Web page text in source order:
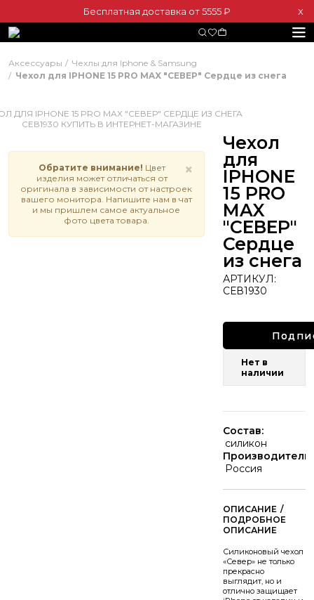
Бесплатная доставка от 5555 ₽ Х
Аксессуары
Чехлы для Iphone & Samsung
Чехол для IPHONE 15 PRO MAX "СЕВЕР" Сердце из снега
×
Обратите внимание! Цвет
изделия может отличаться от
оригинала в зависимости от настроек
вашего монитора. Напишите нам в чат
и мы пришлем самое актуальное
фото цвета товара.
Чехол
для
IPHONE
15 PRO
MAX
"СЕВЕР"
Сердце
из снега
АРТИКУЛ:
СЕВ1930
Нет в
наличии
Состав:
силикон
Производитель:
Россия
/
Силиконовый чехол
«Север» не только
прекрасно
выглядит, но и
отлично защищает